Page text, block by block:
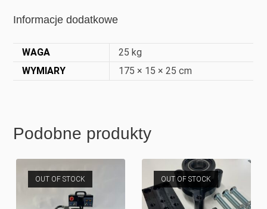
Informacje dodatkowe
WAGA
25 kg
WYMIARY
175 × 15 × 25 cm
Podobne produkty
OUT OF STOCK OUT OF STOCK